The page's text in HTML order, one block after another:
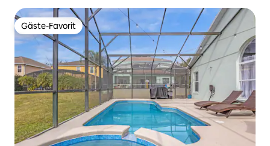
Gäste-Favorit
Gäste-Favorit